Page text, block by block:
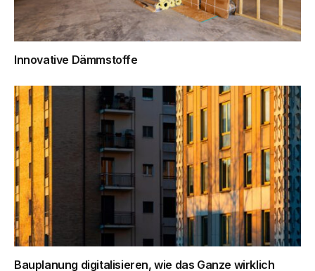
Innovative Dämmstoffe
Bauplanung digitalisieren, wie das Ganze wirklich